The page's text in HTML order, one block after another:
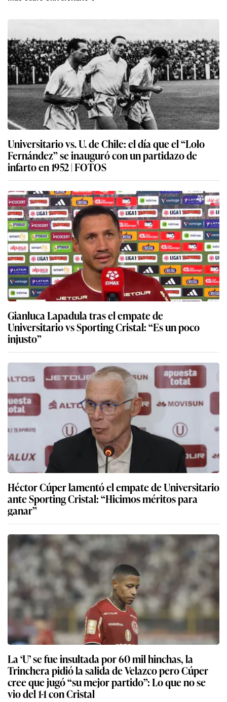
Universitario vs. U. de Chile: el día que el “Lolo
Fernández” se inauguró con un partidazo de
infarto en 1952 | FOTOS
Gianluca Lapadula tras el empate de
Universitario vs Sporting Cristal: “Es un poco
injusto”
Héctor Cúper lamentó el empate de Universitario
ante Sporting Cristal: “Hicimos méritos para
ganar”
La ‘U’ se fue insultada por 60 mil hinchas, la
Trinchera pidió la salida de Velazco pero Cúper
cree que jugó “su mejor partido”: Lo que no se
vio del 1-1 con Cristal